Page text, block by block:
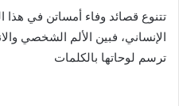
تتنوع قصائد وفاء أمساتن في هذا
الإنساني، فبين الألم الشخصي
ترسم لوحاتها بالكلمات